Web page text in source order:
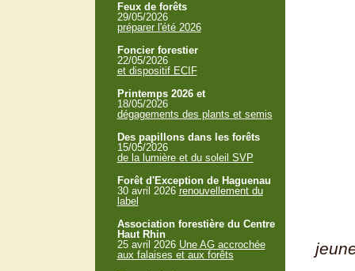
Feux de forêts
29/05/2026
préparer l'été 2026
Foncier forestier
22/05/2026
et dispositif ECIF
Printemps 2026 et
18/05/2026
dégagements des plants et semis
Des papillons dans les forêts
15/05/2026
de la lumière et du soleil SVP
Forêt d'Exception de Haguenau
30 avril 2026 renouvellement du
label
Association forestière du Centre
Haut Rhin
25 avril 2026 Une AG accrochée
aux falaises et aux forêts